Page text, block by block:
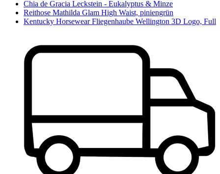
Chia de Gracia Leckstein - Eukalyptus & Minze
Reithose Mathilda Glam High Waist, piniengrün
Kentucky Horsewear Fliegenhaube Wellington 3D Logo, Full